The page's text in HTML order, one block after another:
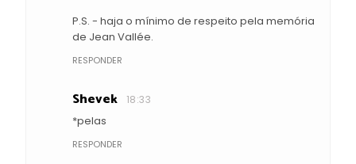
P.S. - haja o mínimo de respeito pela memória
de Jean Vallée.
RESPONDER
Shevek 18:33
*pelas
RESPONDER